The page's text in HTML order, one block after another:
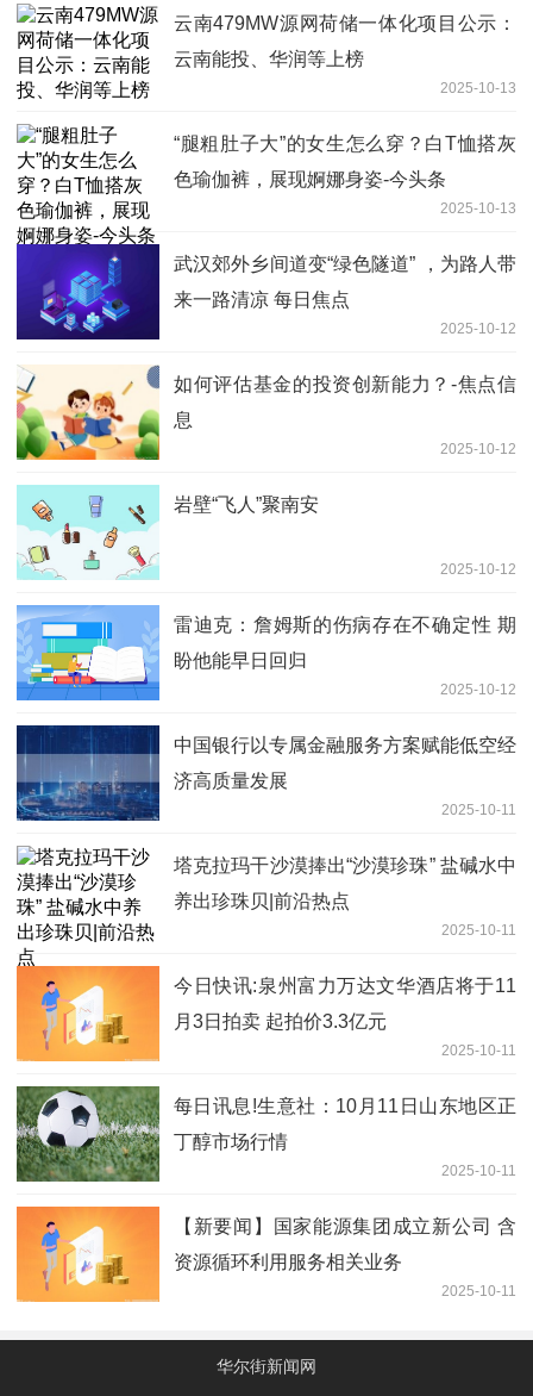
云南479MW源网荷储一体化项目公示：
云南能投、华润等上榜
2025-10-13
“腿粗肚子大”的女生怎么穿？白T恤搭灰
色瑜伽裤，展现婀娜身姿-今头条
2025-10-13
武汉郊外乡间道变“绿色隧道” ，为路人带
来一路清凉 每日焦点
2025-10-12
如何评估基金的投资创新能力？-焦点信
息
2025-10-12
岩壁“飞人”聚南安
2025-10-12
雷迪克：詹姆斯的伤病存在不确定性 期
盼他能早日回归
2025-10-12
中国银行以专属金融服务方案赋能低空经
济高质量发展
2025-10-11
塔克拉玛干沙漠捧出“沙漠珍珠” 盐碱水中
养出珍珠贝|前沿热点
2025-10-11
今日快讯:泉州富力万达文华酒店将于11
月3日拍卖 起拍价3.3亿元
2025-10-11
每日讯息!生意社：10月11日山东地区正
丁醇市场行情
2025-10-11
【新要闻】国家能源集团成立新公司 含
资源循环利用服务相关业务
2025-10-11
华尔街新闻网